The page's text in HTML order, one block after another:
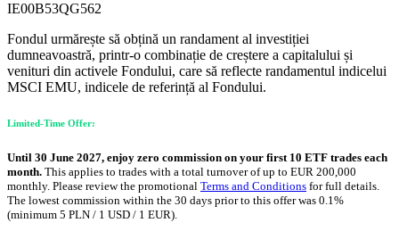
IE00B53QG562
Fondul urmărește să obțină un randament al investiției
dumneavoastră, printr-o combinație de creștere a capitalului și
venituri din activele Fondului, care să reflecte randamentul indicelui
MSCI EMU, indicele de referință al Fondului.
Limited-Time Offer:
Until 30 June 2027, enjoy zero commission on your first 10 ETF trades each
month. This applies to trades with a total turnover of up to EUR 200,000
monthly. Please review the promotional Terms and Conditions for full details.
The lowest commission within the 30 days prior to this offer was 0.1%
(minimum 5 PLN / 1 USD / 1 EUR).